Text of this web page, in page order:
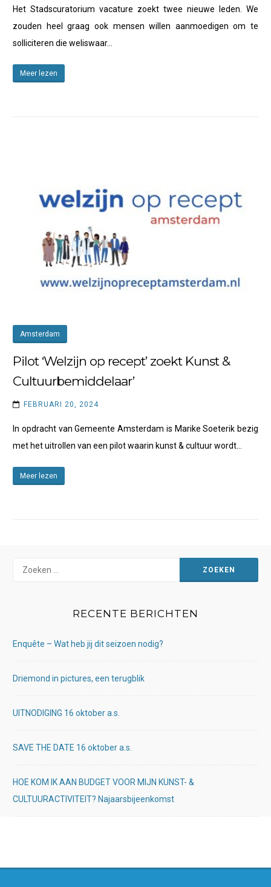
Het Stadscuratorium vacature zoekt twee nieuwe leden. We
zouden heel graag ook mensen willen aanmoedigen om te
solliciteren die weliswaar…
Meer lezen
Amsterdam
Pilot ‘Welzijn op recept’ zoekt Kunst &
Cultuurbemiddelaar’
FEBRUARI 20, 2024
In opdracht van Gemeente Amsterdam is Marike Soeterik bezig
met het uitrollen van een pilot waarin kunst & cultuur wordt…
Meer lezen
Zoeken
naar:
RECENTE BERICHTEN
Enquête – Wat heb jij dit seizoen nodig?
Driemond in pictures, een terugblik
UITNODIGING 16 oktober a.s.
SAVE THE DATE 16 oktober a.s.
HOE KOM IK AAN BUDGET VOOR MIJN KUNST- &
CULTUURACTIVITEIT? Najaarsbijeenkomst